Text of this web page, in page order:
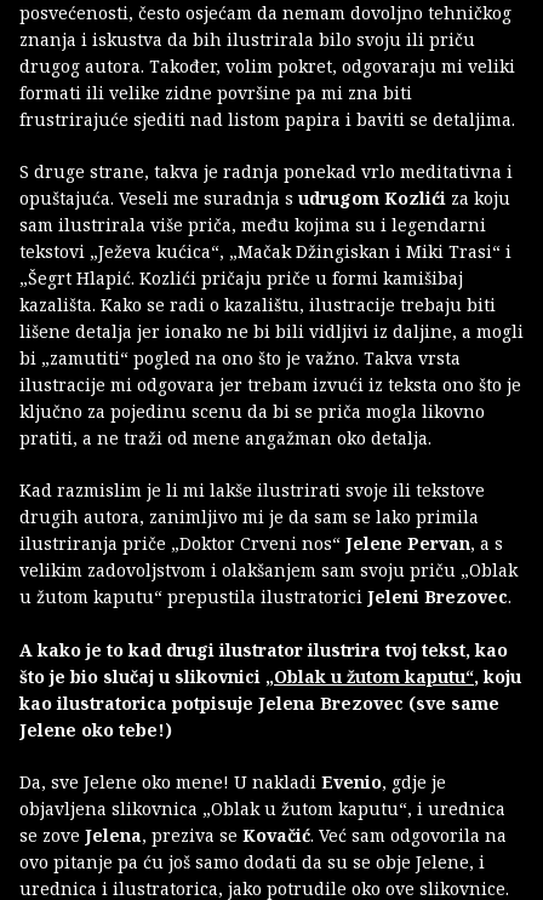
posvećenosti, često osjećam da nemam dovoljno tehničkog
znanja i iskustva da bih ilustrirala bilo svoju ili priču
drugog autora. Također, volim pokret, odgovaraju mi veliki
formati ili velike zidne površine pa mi zna biti
frustrirajuće sjediti nad listom papira i baviti se detaljima.
S druge strane, takva je radnja ponekad vrlo meditativna i
opuštajuća. Veseli me suradnja s udrugom Kozlići za koju
sam ilustrirala više priča, među kojima su i legendarni
tekstovi „Ježeva kućica“, „Mačak Džingiskan i Miki Trasi“ i
„Šegrt Hlapić. Kozlići pričaju priče u formi kamišibaj
kazališta. Kako se radi o kazalištu, ilustracije trebaju biti
lišene detalja jer ionako ne bi bili vidljivi iz daljine, a mogli
bi „zamutiti“ pogled na ono što je važno. Takva vrsta
ilustracije mi odgovara jer trebam izvući iz teksta ono što je
ključno za pojedinu scenu da bi se priča mogla likovno
pratiti, a ne traži od mene angažman oko detalja.
Kad razmislim je li mi lakše ilustrirati svoje ili tekstove
drugih autora, zanimljivo mi je da sam se lako primila
ilustriranja priče „Doktor Crveni nos“ Jelene Pervan, a s
velikim zadovoljstvom i olakšanjem sam svoju priču „Oblak
u žutom kaputu“ prepustila ilustratorici Jeleni Brezovec.
A kako je to kad drugi ilustrator ilustrira tvoj tekst, kao
što je bio slučaj u slikovnici „Oblak u žutom kaputu“, koju
kao ilustratorica potpisuje Jelena Brezovec (sve same
Jelene oko tebe!)
Da, sve Jelene oko mene! U nakladi Evenio, gdje je
objavljena slikovnica „Oblak u žutom kaputu“, i urednica
se zove Jelena, preziva se Kovačić. Već sam odgovorila na
ovo pitanje pa ću još samo dodati da su se obje Jelene, i
urednica i ilustratorica, jako potrudile oko ove slikovnice.